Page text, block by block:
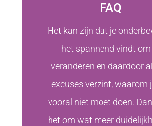
FAQ
Het kan zijn dat je
het spannend vindt
veranderen en daardoor
excuses verzint, waarom
vooral niet moet doen.
het om wat meer